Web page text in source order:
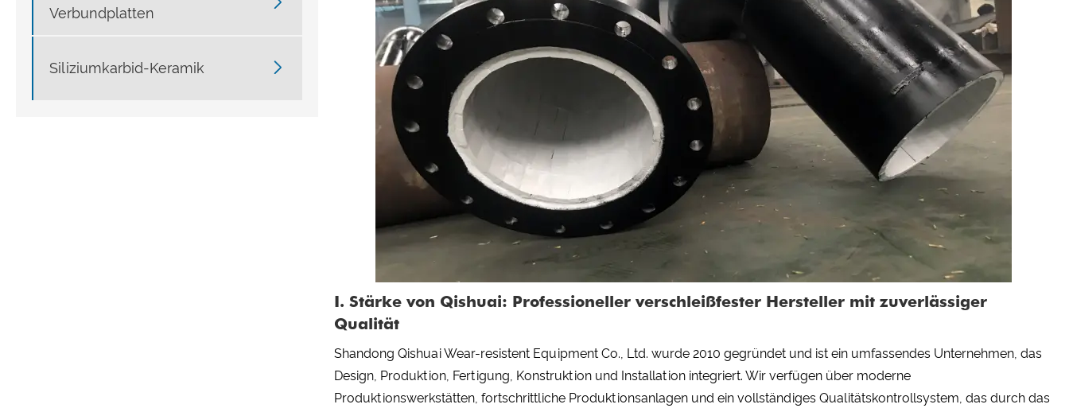
Verbundplatten
Siliziumkarbid-Keramik 
I. Stärke von Qishuai: Professioneller verschleißfester Hersteller mit zuverlässiger
Qualität
Shandong Qishuai Wear-resistent Equipment Co., Ltd. wurde 2010 gegründet und ist ein umfassendes Unternehmen, das
Design, Produktion, Fertigung, Konstruktion und Installation integriert. Wir verfügen über moderne
Produktionswerkstätten, fortschrittliche Produktionsanlagen und ein vollständiges Qualitätskontrollsystem, das durch das